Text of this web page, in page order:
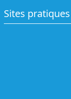
Sites pratiques